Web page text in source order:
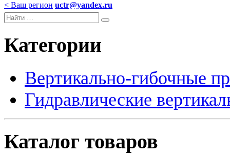
< Ваш регион uctr@yandex.ru
Категории
Вертикально-гибочные
Гидравлические
Каталог товаров